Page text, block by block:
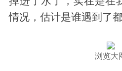
情况，估计是谁遇到了都
浏览大